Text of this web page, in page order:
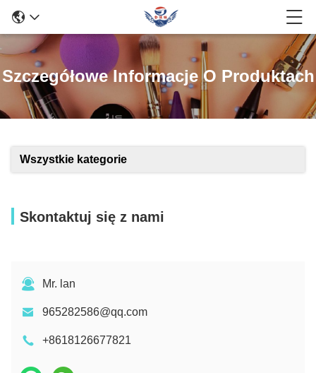
Szczegółowe Informacje O Produktach
Wszystkie kategorie
Skontaktuj się z nami
Mr. lan
965282586@qq.com
+8618126677821